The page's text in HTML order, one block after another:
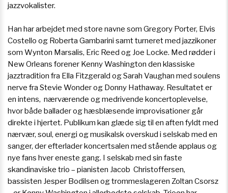
jazzvokalister.
Han har arbejdet med store navne som Gregory Porter, Elvis
Costello og Roberta Gambarini samt turneret med jazzikoner
som Wynton Marsalis, Eric Reed og Joe Locke. Med rødder i
New Orleans forener Kenny Washington den klassiske
jazztradition fra Ella Fitzgerald og Sarah Vaughan med soulens
nerve fra Stevie Wonder og Donny Hathaway. Resultatet er
en intens, nærværende og medrivende koncertoplevelse,
hvor både ballader og hæsblæsende improvisationer går
direkte i hjertet. Publikum kan glæde sig til en aften fyldt med
nærvær, soul, energi og musikalsk overskud i selskab med en
sanger, der efterlader koncertsalen med stående applaus og
nye fans hver eneste gang. I selskab med sin faste
skandinaviske trio – pianisten Jacob Christoffersen,
bassisten Jesper Bodilsen og trommeslageren Zoltan Csorsz